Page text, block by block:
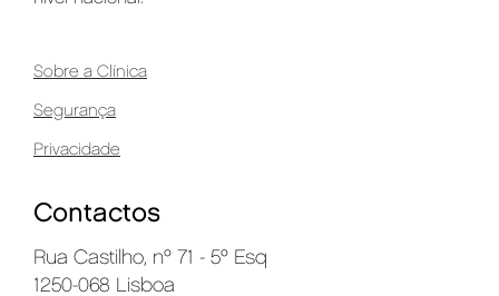
Sobre a Clínica
Segurança
Privacidade
Contactos
Rua Castilho, nº 71 - 5º Esq
1250-068 Lisboa